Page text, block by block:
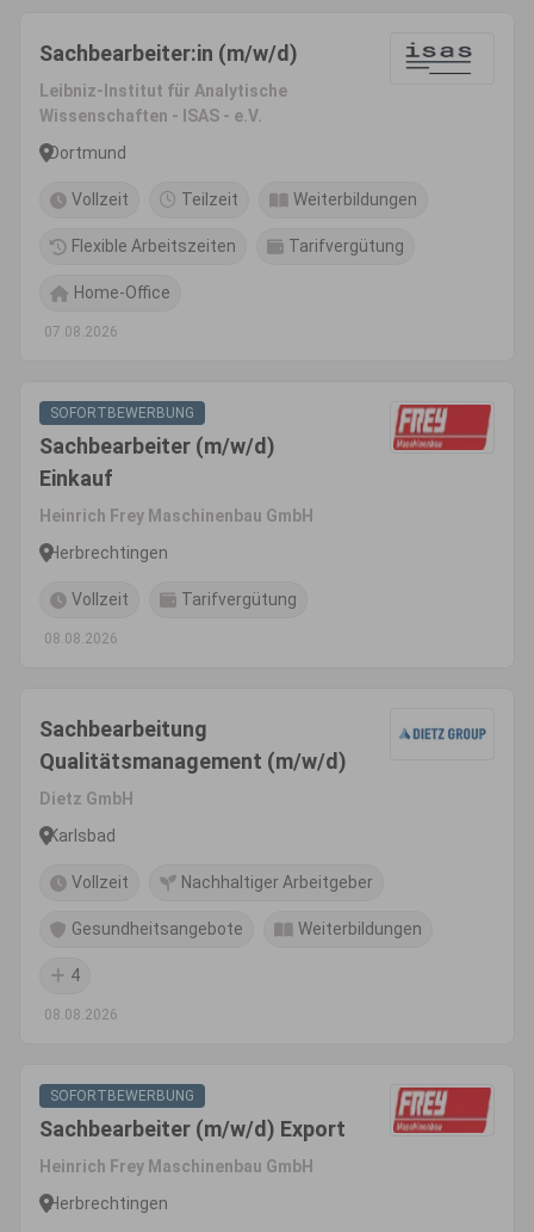
Sachbearbeiter:in (m/w/d)
Leibniz-Institut für Analytische
Wissenschaften - ISAS - e.V.
Dortmund
Vollzeit Teilzeit Weiterbildungen
Flexible Arbeitszeiten Tarifvergütung
Home-Office
07.08.2026
SOFORTBEWERBUNG
Sachbearbeiter (m/w/d)
Einkauf
Heinrich Frey Maschinenbau GmbH
Herbrechtingen
Vollzeit Tarifvergütung
08.08.2026
Sachbearbeitung
Qualitätsmanagement (m/w/d)
Dietz GmbH
Karlsbad
Vollzeit Nachhaltiger Arbeitgeber
Gesundheitsangebote Weiterbildungen
4
08.08.2026
SOFORTBEWERBUNG
Sachbearbeiter (m/w/d) Export
Heinrich Frey Maschinenbau GmbH
Herbrechtingen